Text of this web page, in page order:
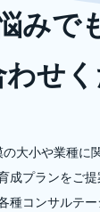
みで
わせく
大小や業種に
成プランをご提
種コンサルテー